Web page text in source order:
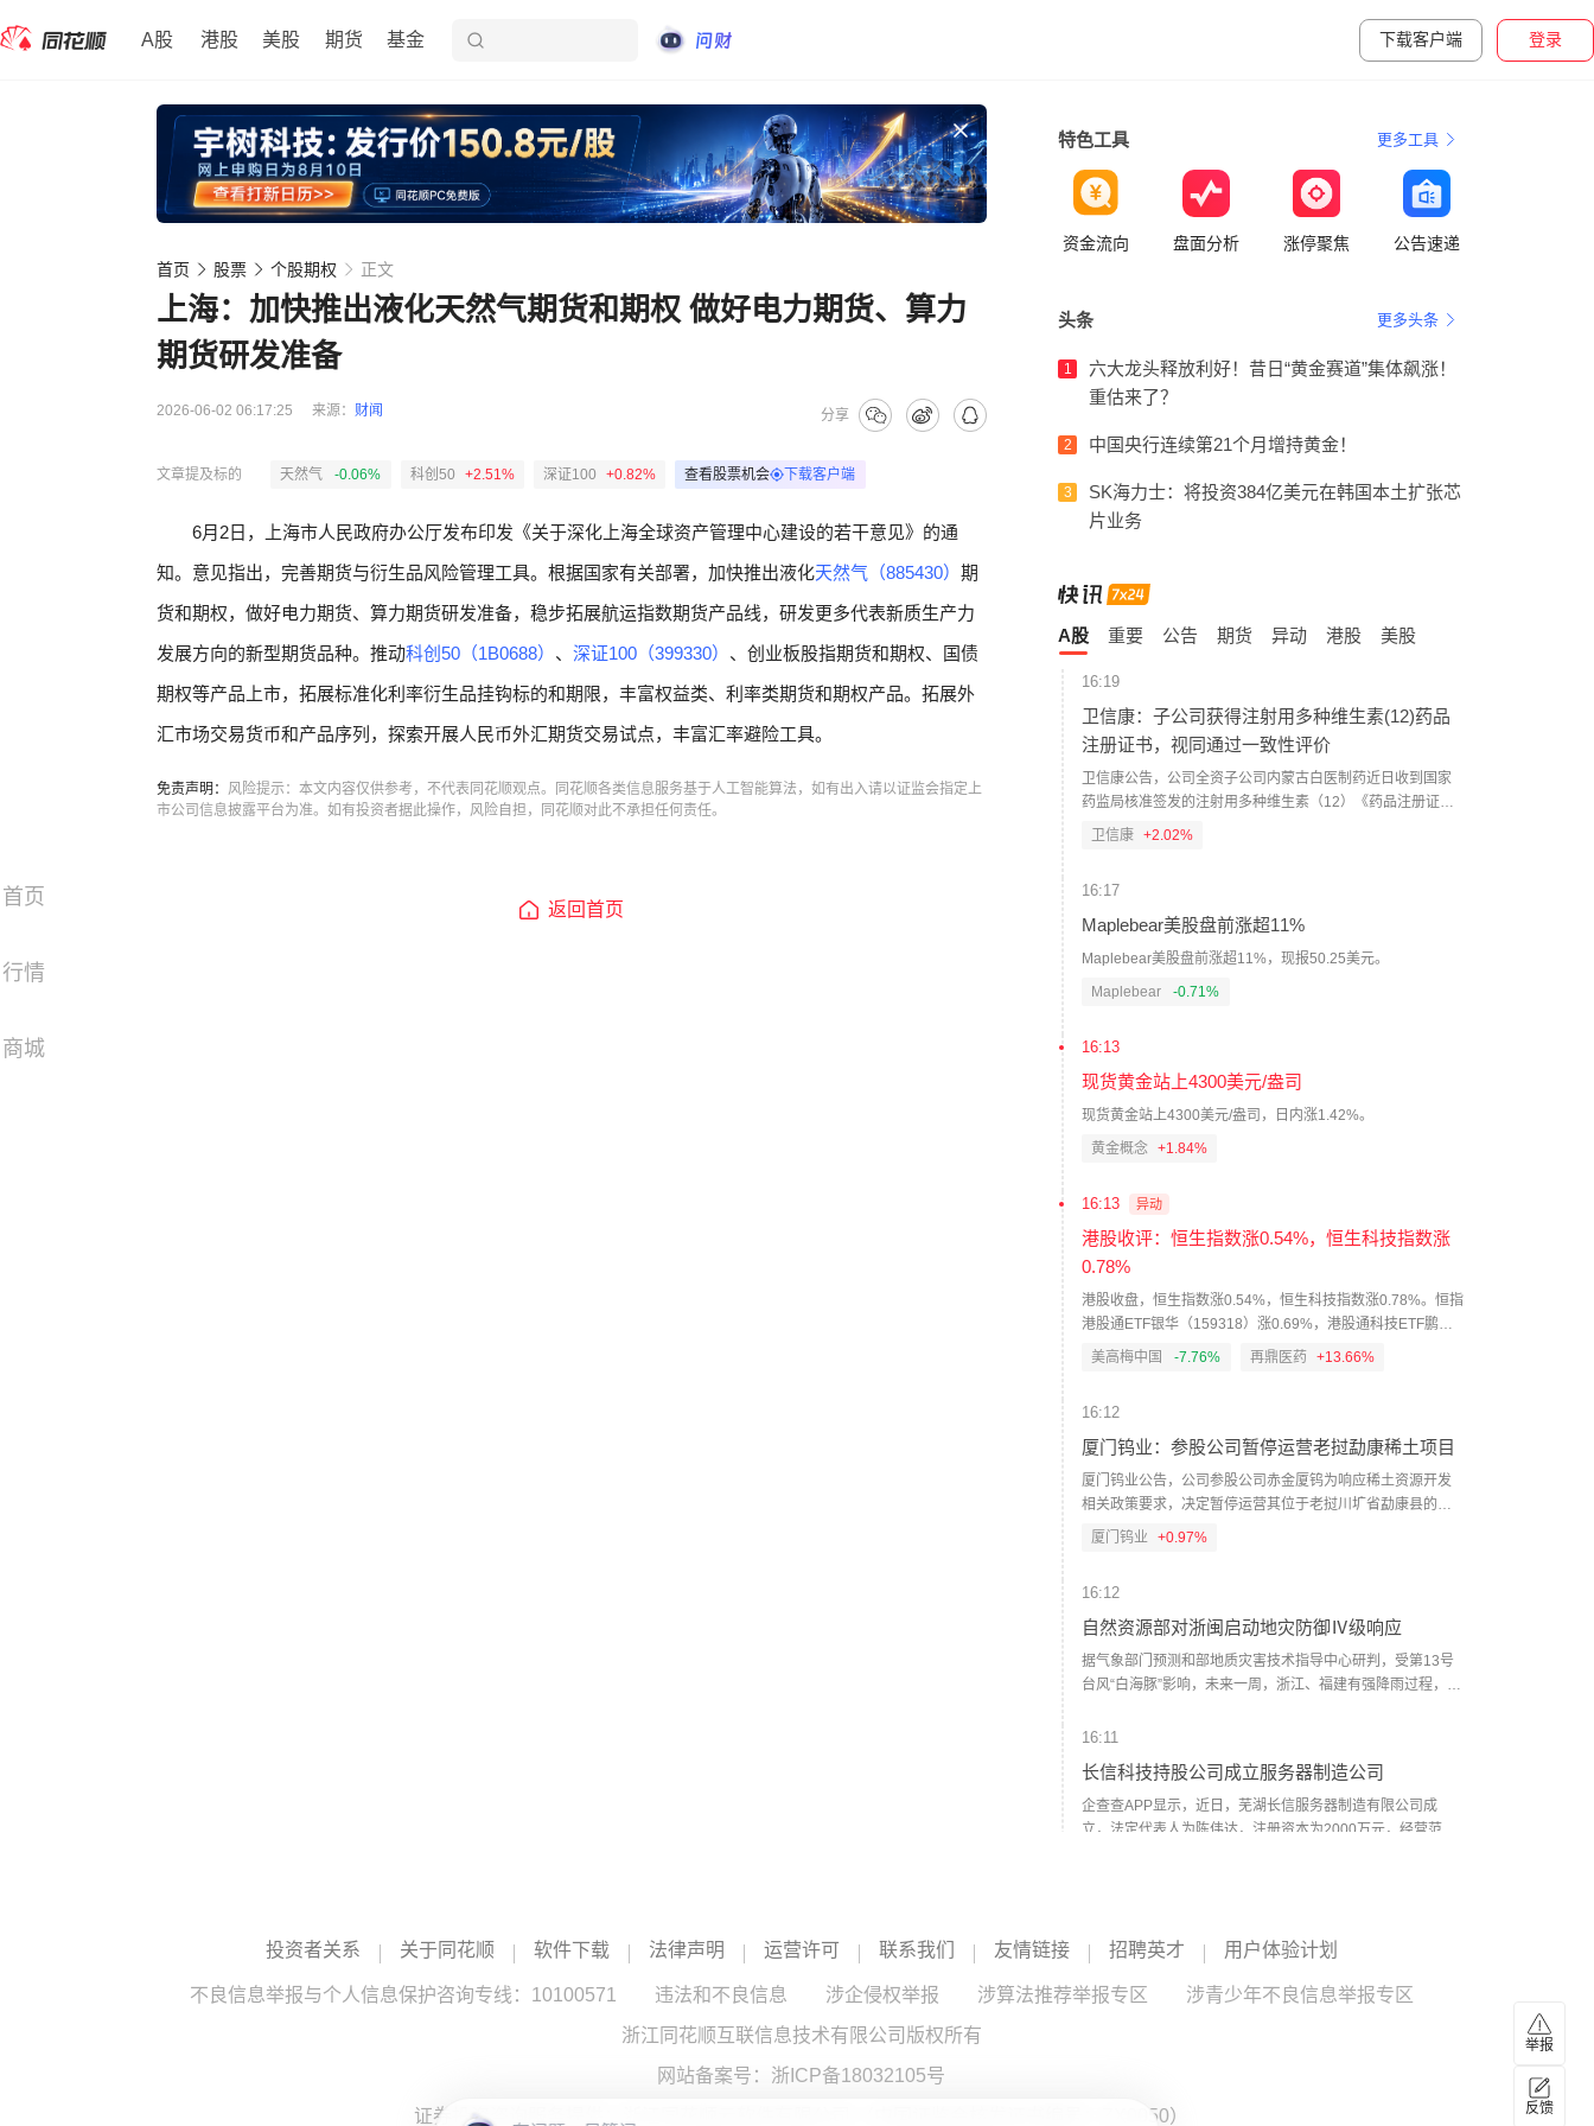
A股 港股 美股 期货 基金 下载客户端 登录
首页
行情
商城
首页 股票 个股期权 正文
上海：加快推出液化天然气期货和期权 做好电力期货、算力
期货研发准备
2026-06-02 06:17:25 来源： 财闻 分享
文章提及标的 天然气 -0.06% 科创50 +2.51% 深证100 +0.82% 查看股票机会 下载客户端
6月2日，上海市人民政府办公厅发布印发《关于深化上海全球资产管理中心建设的若干意见》的通
知。意见指出，完善期货与衍生品风险管理工具。根据国家有关部署，加快推出液化天然气（885430） 期
货和期权，做好电力期货、算力期货研发准备，稳步拓展航运指数期货产品线，研发更多代表新质生产力
发展方向的新型期货品种。推动科创50（1B0688） 、 深证100（399330） 、创业板股指期货和期权、国债
期权等产品上市，拓展标准化利率衍生品挂钩标的和期限，丰富权益类、利率类期货和期权产品。拓展外
汇市场交易货币和产品序列，探索开展人民币外汇期货交易试点，丰富汇率避险工具。
免责声明： 风险提示：本文内容仅供参考，不代表同花顺观点。同花顺各类信息服务基于人工智能算法，如有出入请以证监会指定上
市公司信息披露平台为准。如有投资者据此操作，风险自担，同花顺对此不承担任何责任。
返回首页
特色工具 更多工具
资金流向 盘面分析 涨停聚焦 公告速递
头条 更多头条
1
六大龙头释放利好！昔日“黄金赛道”集体飙涨！
重估来了？
2 中国央行连续第21个月增持黄金！
3
SK海力士：将投资384亿美元在韩国本土扩张芯
片业务
A股 重要 公告 期货 异动 港股 美股
16:19
卫信康：子公司获得注射用多种维生素(12)药品
注册证书，视同通过一致性评价
卫信康公告，公司全资子公司内蒙古白医制药近日收到国家
药监局核准签发的注射用多种维生素（12）《药品注册证
书》，注册分类为化学药品4类，视同通过一致性评价。该药
元。截至2026年7月末，累计研发投入1131.39万元。
卫信康 +2.02%
16:17
Maplebear美股盘前涨超11%
Maplebear美股盘前涨超11%，现报50.25美元。
Maplebear
-0.71%
16:13
现货黄金站上4300美元/盎司
现货黄金站上4300美元/盎司，日内涨1.42%。
黄金概念 +1.84%
16:13 异动
港股收评：恒生指数涨0.54%，恒生科技指数涨
0.78%
港股收盘，恒生指数涨0.54%，恒生科技指数涨0.78%。恒指
港股通ETF银华（159318）涨0.69%，港股通科技ETF鹏华
（159751）涨1.45%。板块方面，加密货币挖矿、林业板块
16.18%，智谱涨14.63%，太平洋航运涨13.77%；美高梅中
国跌7.76%，现代牧业跌6.94%，晋景新能跌5.94%，沪上阿
美高梅中国 -7.76% 再鼎医药 +13.66%
16:12
厦门钨业：参股公司暂停运营老挝勐康稀土项目
厦门钨业公告，公司参股公司赤金厦钨为响应稀土资源开发
相关政策要求，决定暂停运营其位于老挝川圹省勐康县的勐
康稀土矿项目。该项目目前处于试生产阶段，2025年度生产
解决方案。
厦门钨业 +0.97%
16:12
自然资源部对浙闽启动地灾防御Ⅳ级响应
据气象部门预测和部地质灾害技术指导中心研判，受第13号
台风“白海豚”影响，未来一周，浙江、福建有强降雨过程，浙
月7日15时对浙江、福建启动地质灾害防御IV级响应。自然资
忧患意识，强化底线思维和极限思维，高度重视强降雨引发
地质灾害防范应对，及时组织开展巡查排查，切实做好监测
预警、会商研判、灾情险情处置和值班值守、信息报送等工
16:11
长信科技持股公司成立服务器制造公司
企查查APP显示，近日，芜湖长信服务器制造有限公司成
立，法定代表人为陈伟达，注册资本为2000万元，经营范围
现货白银涨超4%
现货白银涨超4%，现报64.11美元/盎司。
龙旗科技：收到交易商协会30亿元债务融资工具
投资者关系 关于同花顺 软件下载 法律声明 运营许可 联系我们 友情链接 招聘英才 用户体验计划
不良信息举报与个人信息保护咨询专线：10100571 违法和不良信息 涉企侵权举报 涉算法推荐举报专区
涉青少年不良信息举报专区
浙江同花顺互联信息技术有限公司版权所有
网站备案号： 浙ICP备18032105号
证券投资咨询服务提供：浙江同花顺云软件有限公司 （中国证监会核发证书编号：ZX0050）
举报
反馈